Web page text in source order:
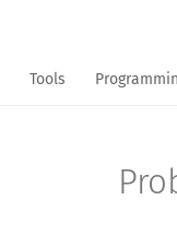
Tools